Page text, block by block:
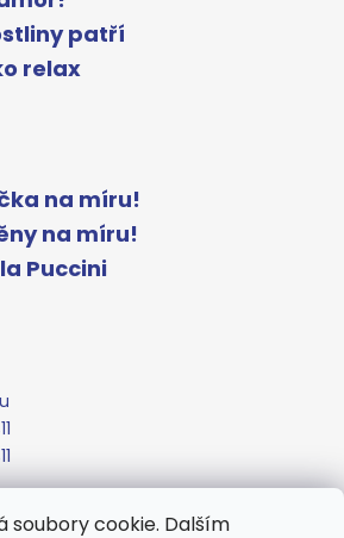
soubory cookie. Dalším
patří
relax
na míru!
na míru!
Puccini